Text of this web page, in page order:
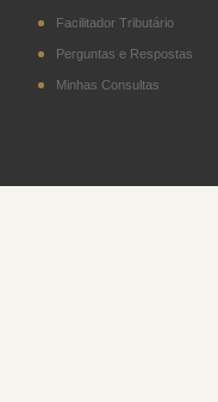
Facilitador Tributário
Perguntas e Respostas
Minhas Consultas